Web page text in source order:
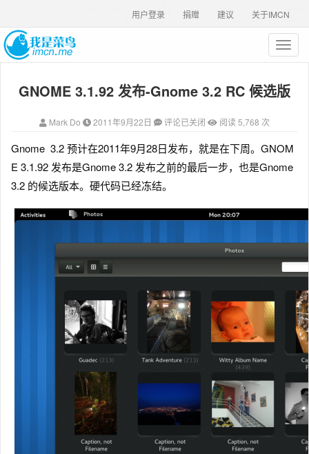
关于IMCN
建议
捐赠
用户登录
T
o
g
l
a
v
i
t
o
n
GNOME 3.1.92 发布-Gnome 3.2 RC 候选版
Mark Do 2011年9月22日 评论已关闭 阅读 5,768 次
Gnome 3.2 预计在2011年9月28日发布，就是在下周。 GNOM
E 3.1.92 发布是Gnome 3.2 发布之前的最后一步，也是Gnome
3.2 的候选版本。硬代码已经冻结。